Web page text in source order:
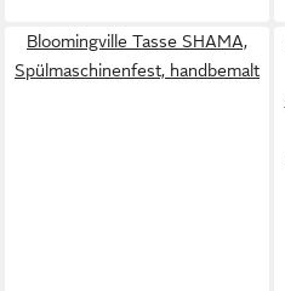
Bloomingville Tasse SHAMA,
Spülmaschinenfest, handbemalt